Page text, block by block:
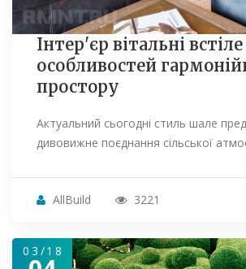
Інтер'єр вітальні
особливостей
простору
Актуальний сьогодні стиль шале
дивовижне поєднання сільської
AllBuild 3221
03/18